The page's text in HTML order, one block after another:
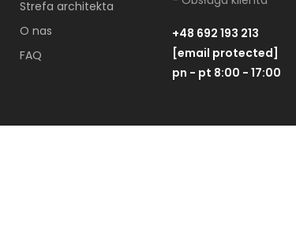
Strefa architekta
O nas
FAQ
+48 692 193 213
[email protected]
pn - pt 8:00 - 17:00